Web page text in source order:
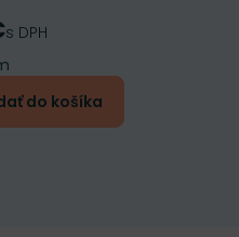
s DPH
do košíka